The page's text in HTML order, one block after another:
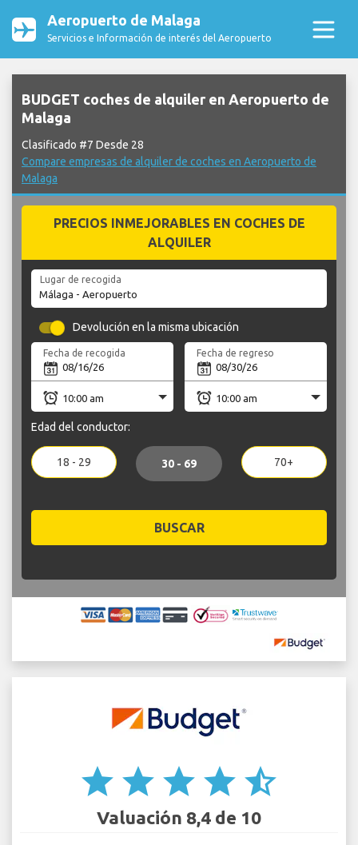
Aeropuerto de Malaga
Servicios e Información de interés del Aeropuerto
BUDGET coches de alquiler en Aeropuerto de
Malaga
Clasificado #7 Desde 28
Compare empresas de alquiler de coches en Aeropuerto de
Malaga
PRECIOS INMEJORABLES EN COCHES DE
ALQUILER
Lugar de recogida
Devolución en la misma ubicación
Fecha de recogida Fecha de regreso
Edad del conductor:
18 - 29 30 - 69 70+
BUSCAR
star star star star star_half
Valuación 8,4 de 10